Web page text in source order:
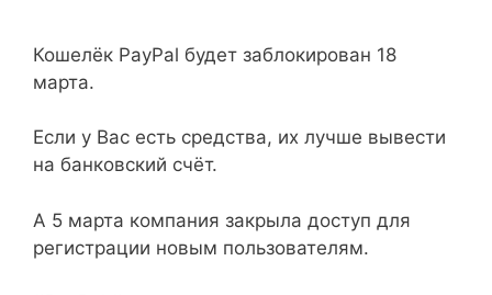
Кошелёк PayPal будет заблокирован 18
марта.
Если у Вас есть средства, их лучше вывести
на банковский счёт.
А 5 марта компания закрыла доступ для
регистрации новым пользователям.